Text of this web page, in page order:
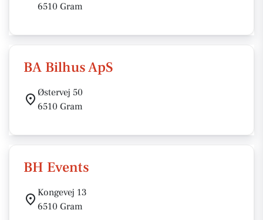
6510 Gram
BA Bilhus ApS
Østervej 50
6510 Gram
BH Events
Kongevej 13
6510 Gram